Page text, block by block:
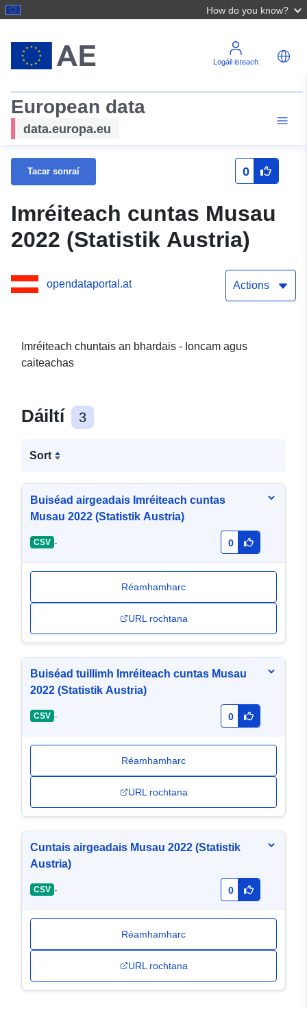
How do you know?
Logáil isteach
European data
data.europa.eu
Tacar sonraí 0
Imréiteach cuntas Musau
2022 (Statistik Austria)
opendataportal.at Actions
Imréiteach chuntais an bhardais - Ioncam agus
caiteachas
Dáiltí 3
Sort
Buiséad airgeadais Imréiteach cuntas
Musau 2022 (Statistik Austria)
CSV - 0
Réamhamharc
URL rochtana
Buiséad tuillimh Imréiteach cuntas Musau
2022 (Statistik Austria)
CSV - 0
Réamhamharc
URL rochtana
Cuntais airgeadais Musau 2022 (Statistik
Austria)
CSV - 0
Réamhamharc
URL rochtana